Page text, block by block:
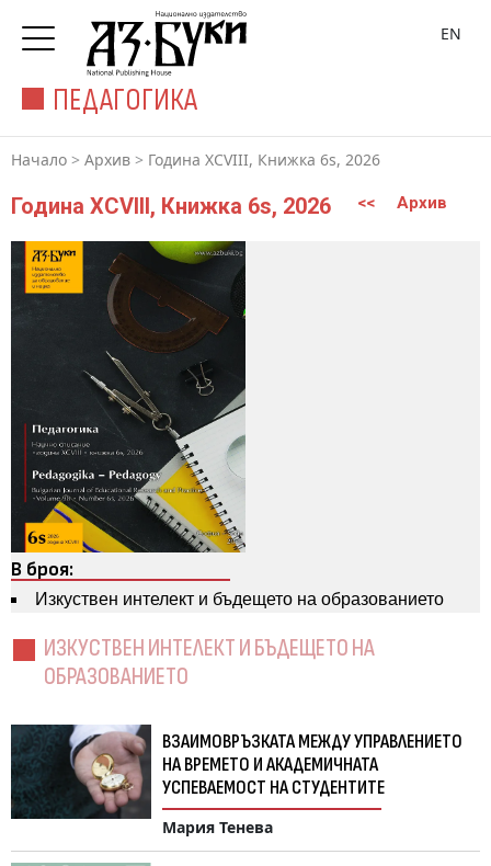
ПЕДАГОГИКА
EN
Начало > Архив > Година XCVIII, Книжка 6s, 2026
Година XCVIII, Книжка 6s, 2026 << Архив
В броя:
Изкуствен интелект и бъдещето на образованието
ИЗКУСТВЕН ИНТЕЛЕКТ И БЪДЕЩЕТО НА
ОБРАЗОВАНИЕТО
ВЗАИМОВРЪЗКАТА МЕЖДУ УПРАВЛЕНИЕТО
НА ВРЕМЕТО И АКАДЕМИЧНАТА
УСПЕВАЕМОСТ НА СТУДЕНТИТЕ
Мария Тенева